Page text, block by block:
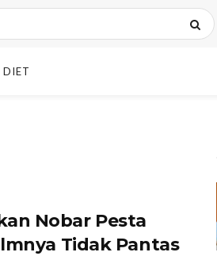
DIET
Nobar Pesta
Tidak Pantas